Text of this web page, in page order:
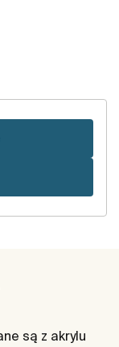
są z akrylu